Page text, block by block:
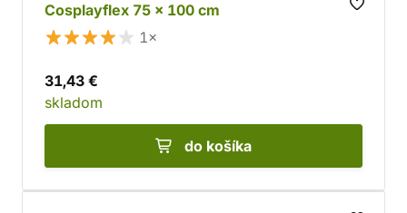
Cosplayflex 75 x 100 cm
1×
31,43 €
skladom
do košíka